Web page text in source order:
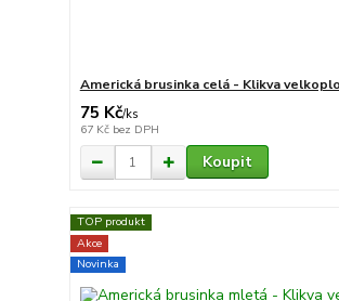
Americká brusinka celá - Klikva
75 Kč/ks
67 Kč bez DPH
Koupit
TOP produkt
Akce
Novinka